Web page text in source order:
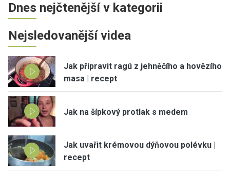
Dnes nejčtenější v kategorii
Nejsledovanější videa
Jak připravit ragú z jehněčího a hovězího
masa | recept
Jak na šípkový protlak s medem
Jak uvařit krémovou dýňovou polévku |
recept